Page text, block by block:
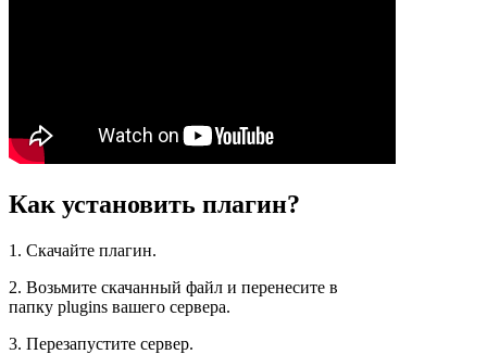
Как установить плагин?
1. Скачайте плагин.
2. Возьмите скачанный файл и перенесите в
папку plugins вашего сервера.
3. Перезапустите сервер.